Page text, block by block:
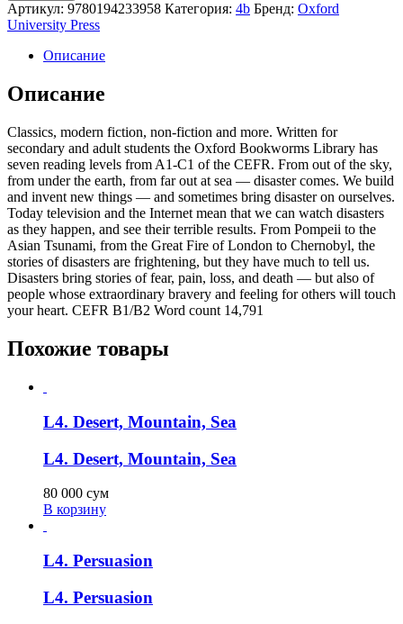
Артикул: 9780194233958 Категория: 4b Бренд: Oxford
University Press
Описание
Описание
Classics, modern fiction, non-fiction and more. Written for
secondary and adult students the Oxford Bookworms Library has
seven reading levels from A1-C1 of the CEFR. From out of the sky,
from under the earth, from far out at sea — disaster comes. We build
and invent new things — and sometimes bring disaster on ourselves.
Today television and the Internet mean that we can watch disasters
as they happen, and see their terrible results. From Pompeii to the
Asian Tsunami, from the Great Fire of London to Chernobyl, the
stories of disasters are frightening, but they have much to tell us.
Disasters bring stories of fear, pain, loss, and death — but also of
people whose extraordinary bravery and feeling for others will touch
your heart. CEFR B1/B2 Word count 14,791
Похожие товары
L4. Desert, Mountain, Sea
L4. Desert, Mountain, Sea
80 000 сум
В корзину
L4. Persuasion
L4. Persuasion